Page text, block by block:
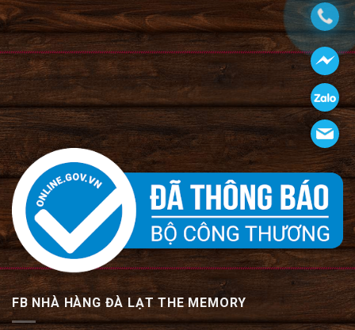
FB NHÀ HÀNG ĐÀ LẠT THE MEMORY